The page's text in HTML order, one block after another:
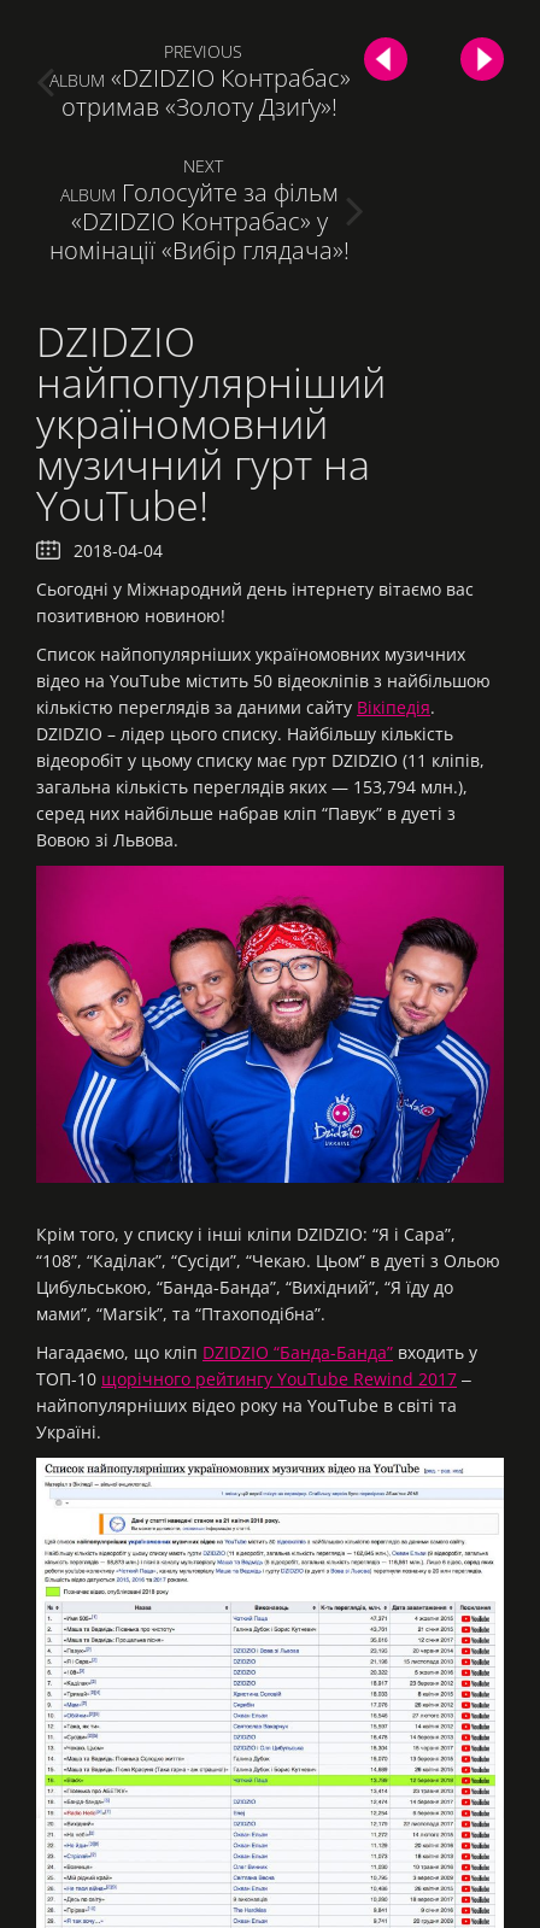
Навигация
по
записям
PREVIOUS
ALBUM ПРЕДЫДУЩАЯ
ЗАПИСЬ:
«DZIDZIO Контрабас»
отримав «Золоту Дзиґу»!
NEXT
ALBUM СЛЕДУЮЩАЯ
ЗАПИСЬ:
Голосуйте за фільм
«DZIDZIO Контрабас» у
номінації «Вибір глядача»!
DZIDZIO
найпопулярніший
україномовний
музичний гурт на
YouTube!
2018-04-04
Сьогодні у Міжнародний день інтернету вітаємо вас
позитивною новиною!
Список найпопулярніших україномовних музичних
відео на YouTube містить 50 відеокліпів з найбільшою
кількістю переглядів за даними сайту Вікіпедія.
DZIDZIO – лідер цього списку. Найбільшу кількість
відеоробіт у цьому списку має гурт DZIDZIO (11 кліпів,
загальна кількість переглядів яких — 153,794 млн.),
серед них найбільше набрав кліп “Павук” в дуеті з
Вовою зі Львова.
Крім того, у списку і інші кліпи DZIDZIO: “Я і Сара”,
“108”, “Каділак”, “Сусіди”, “Чекаю. Цьом” в дуеті з Ольою
Цибульською, “Банда-Банда”, “Вихідний”, “Я їду до
мами”, “Marsik”, та “Птахоподібна”.
Нагадаємо, що кліп DZIDZIO “Банда-Банда” входить у
ТОП-10 щорічного рейтингу YouTube Rewind 2017 ‒
найпопулярніших відео року на YouTube в світі та
Україні.